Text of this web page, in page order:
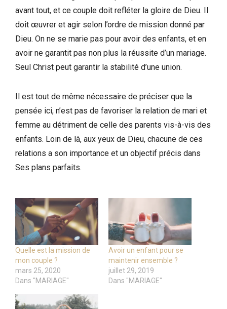
avant tout, et ce couple doit refléter la gloire de Dieu. Il
doit œuvrer et agir selon l’ordre de mission donné par
Dieu. On ne se marie pas pour avoir des enfants, et en
avoir ne garantit pas non plus la réussite d’un mariage.
Seul Christ peut garantir la stabilité d’une union.
Il est tout de même nécessaire de préciser que la
pensée ici, n’est pas de favoriser la relation de mari et
femme au détriment de celle des parents vis-à-vis des
enfants. Loin de là, aux yeux de Dieu, chacune de ces
relations a son importance et un objectif précis dans
Ses plans parfaits.
Quelle est la mission de
mon couple ?
mars 25, 2020
Dans "MARIAGE"
Avoir un enfant pour se
maintenir ensemble ?
juillet 29, 2019
Dans "MARIAGE"